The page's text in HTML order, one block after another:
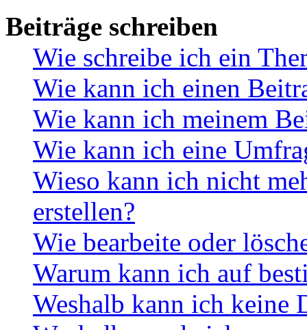
Beiträge schreiben
Wie schreibe ich ein
Wie kann ich einen
Wie kann ich meinem
Wie kann ich eine
Wieso kann ich nicht
erstellen?
Wie bearbeite oder
Warum kann ich auf
Weshalb kann ich keine